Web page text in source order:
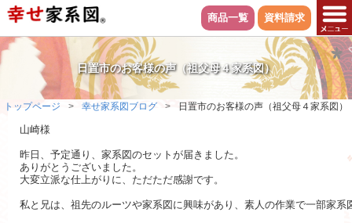
商品一覧 資料請求
日置市のお客様の声（祖父母４家系図）
トップページ 幸せ家系図ブログ 日置市のお客様の声（祖父母４家系図）
山崎様
昨日、予定通り、家系図のセットが届きました。
ありがとうございました。
大変立派な仕上がりに、ただただ感謝です。
私と兄は、祖先のルーツや家系図に興味があり、素人の作業で一部家